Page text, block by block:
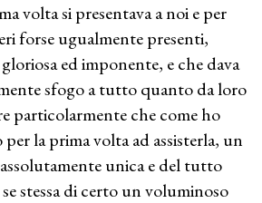
volta si presentava a noi e per
forse ugualmente presenti,
ed imponente, e che dava
sfogo a tutto quanto da loro
particolarmente che come ho
la prima volta ad assisterla, un
unica e del tutto
stessa di certo un voluminoso